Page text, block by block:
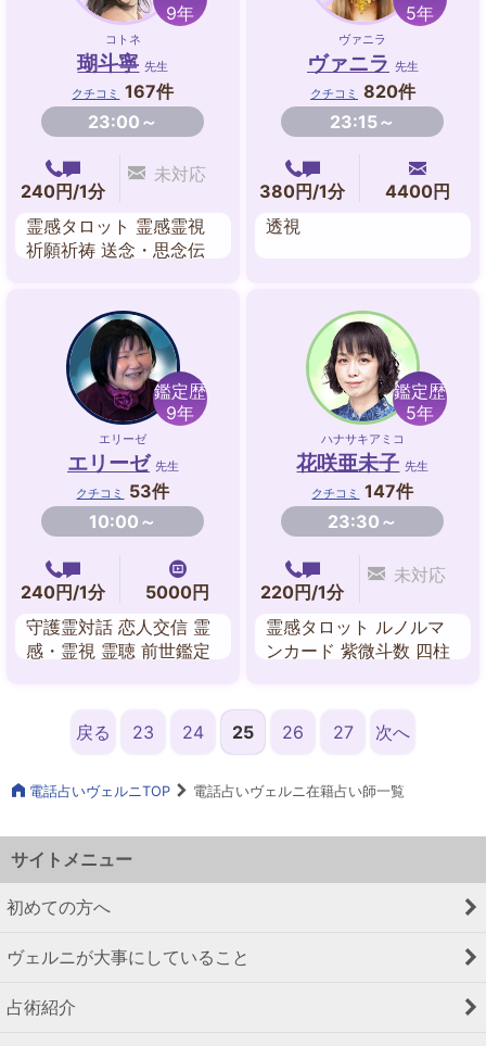
9年
コトネ
瑚斗寧 先生
クチコミ
167件
23:00～
240円/1分
未対応
霊感タロット 霊感霊視
祈願祈祷 送念・思念伝
5年
ヴァニラ
ヴァニラ 先生
クチコミ 820件
23:15～
380円/1分
4400円
透視
鑑定歴
9年
エリーゼ
エリーゼ 先生
クチコミ
53件
10:00～
240円/1分
5000円
守護霊対話 恋人交信 霊
感・霊視 霊聴 前世鑑定
鑑定歴
5年
ハナサキアミコ
花咲亜未子 先生
クチコミ
147件
23:30～
220円/1分
未対応
霊感タロット ルノルマ
ンカード 紫微斗数 四柱
戻る 23 24 25 26 27 次へ
電話占いヴェルニTOP 電話占いヴェルニ在籍占い師一覧
サイトメニュー
初めての方へ
ヴェルニが大事にしていること
占術紹介